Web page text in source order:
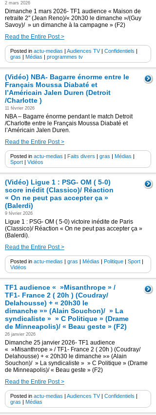
2 mars 2026
Dimanche 1 mars 2026- TF1 audience « Maison de
retraite 2″ (Jean Reno)/« 20h30 le dimanche »/(Guy
Savoy)/ » un dimanche à la campagne » (F2)
Read the Entire Post >
Posted in actu-medias | Audiences TV| Confidentiels |
gras | Médias | programmes tv
(Vidéo) NBA- Bagarre énorme entre le
Français Moussa Diabaté et
l’Américain Jalen Duren (Detroit
/Charlotte )
11 février 2026
NBA – Bagarre énorme pendant le match Detroit
/Charlotte entre le Français Moussa Diabaté et
l’Américain Jalen Duren.
Read the Entire Post >
Posted in actu-medias | Faits divers | gras | Médias |
Sport | Vidéos
(Vidéo) Ligue 1 : PSG- OM ( 5-0)
score inédit (Classico)/ Réaction
« On ne peut pas accepter ça »
(Balerdi)
9 février 2026
Ligue 1 : PSG- OM ( 5-0) victoire inédite de Paris
(Classico)/ Réaction « On ne peut pas accepter ça »
(Balerdi).
Read the Entire Post >
Posted in actu-medias | gras | Médias | Politique | Sport |
Vidéos
TF1 audience « »Misanthrope » /
TF1- France 2 ( 20h ) (Coudray/
Delahousse) + « 20h30 le
dimanche »» (Alain Souchon)/ » La
syndicaliste » » C Politique » (Drame
de Minneapolis)/ « Beau geste » (F2)
26 janvier 2026
Dimanche 25 janvier 2026- TF1 audience
« »Misanthrope » / TF1- France 2 ( 20h ) (Coudray/
Delahousse) + « 20h30 le dimanche »» (Alain
Souchon)/ » La syndicaliste » » C Politique » (Drame
de Minneapolis)/ « Beau geste » (F2)
Read the Entire Post >
Posted in actu-medias | Audiences TV| Confidentiels |
gras | Médias